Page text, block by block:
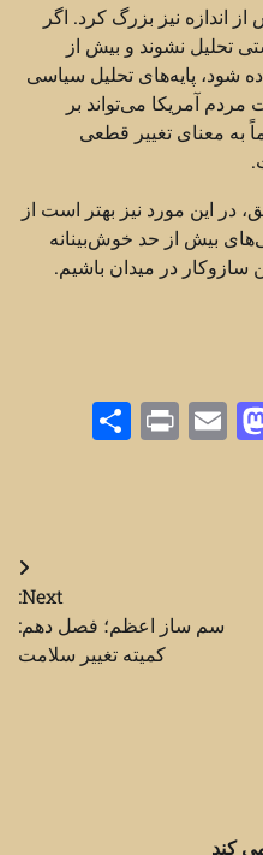
از اندازه نیز بزرگ کرد. اگر
تحلیل نشوند و بیش از
شود، پایه‌های تحلیل سیاسی
آمریکا می‌تواند بر
به معنای تغییر قطعی
در این مورد نیز بهتر است از
بیش از حد خوش‌بینانه
سازوکار در میدان باشیم.
Mastodon
Email
Print
Next:
سم ساز اعظم؛ فصل دهم:
کمیته تغییر سلامت
کند